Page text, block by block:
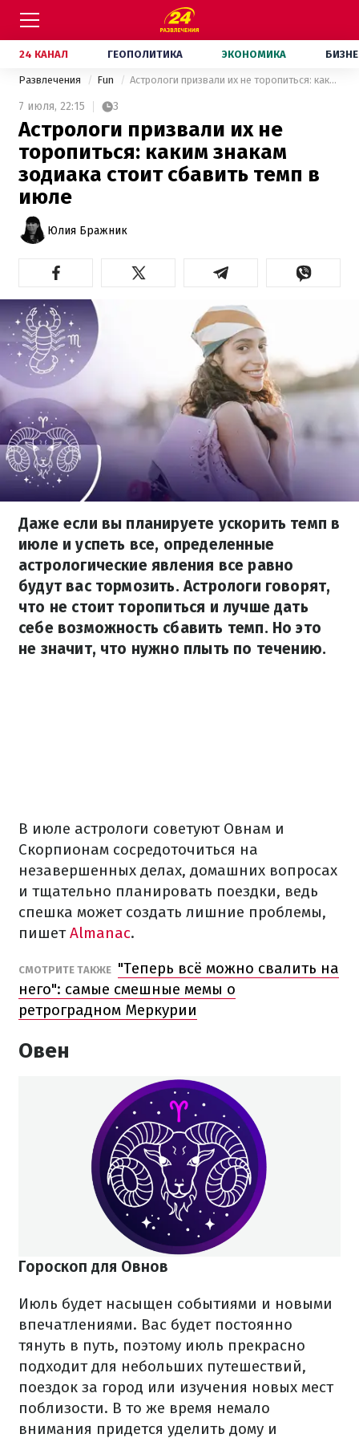
24 КАНАЛ ГЕОПОЛИТИКА ЭКОНОМИКА
Развлечения Fun Астрологи призвали их не торопиться: каким знакам зодиака стоит сбавить темп в июле
7 июля, 22:15 3
Астрологи призвали их не
торопиться: каким знакам
зодиака стоит сбавить темп в
июле
Юлия Бражник
Даже если вы планируете ускорить темп в
июле и успеть все, определенные
астрологические явления все равно
будут вас тормозить. Астрологи говорят,
что не стоит торопиться и лучше дать
себе возможность сбавить темп. Но это
не значит, что нужно плыть по течению.
В июле астрологи советуют Овнам и
Скорпионам сосредоточиться на
незавершенных делах, домашних вопросах
и тщательно планировать поездки, ведь
спешка может создать лишние проблемы,
пишетAlmanac.
СМОТРИТЕ ТАКЖЕ "Теперь всё можно свалить на
него": самые смешные мемы о
ретроградном Меркурии
Овен
Гороскоп для Овнов
Июль будет насыщен событиями и новыми
впечатлениями. Вас будет постоянно
тянуть в путь, поэтому июль прекрасно
подходит для небольших путешествий,
поездок за город или изучения новых мест
поблизости. В то же время немало
внимания придется уделить дому и